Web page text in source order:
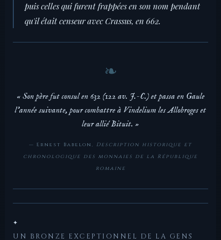
puis celles qui furent frappées en son nom pendant
qu'il était censeur avec Crassus, en 662.
« Son père fut consul en 632 (122 av. J.-C.) et passa en Gaule
l'année suivante, pour combattre à Vindelium les Allobroges et
leur allié Bituit. »
— Ernest Babelon, Description historique et
chronologique des monnaies de la République
romaine
✦
UN BRONZE EXCEPTIONNEL DE LA GENS